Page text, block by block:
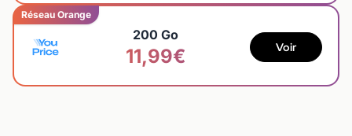
Réseau Orange
200 Go
11,99€ Voir